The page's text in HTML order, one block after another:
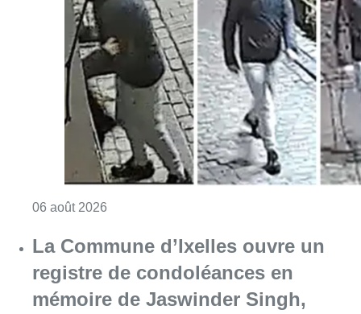
06 août 2026
La Commune d’Ixelles ouvre un
registre de condoléances en
mémoire de Jaswinder Singh,